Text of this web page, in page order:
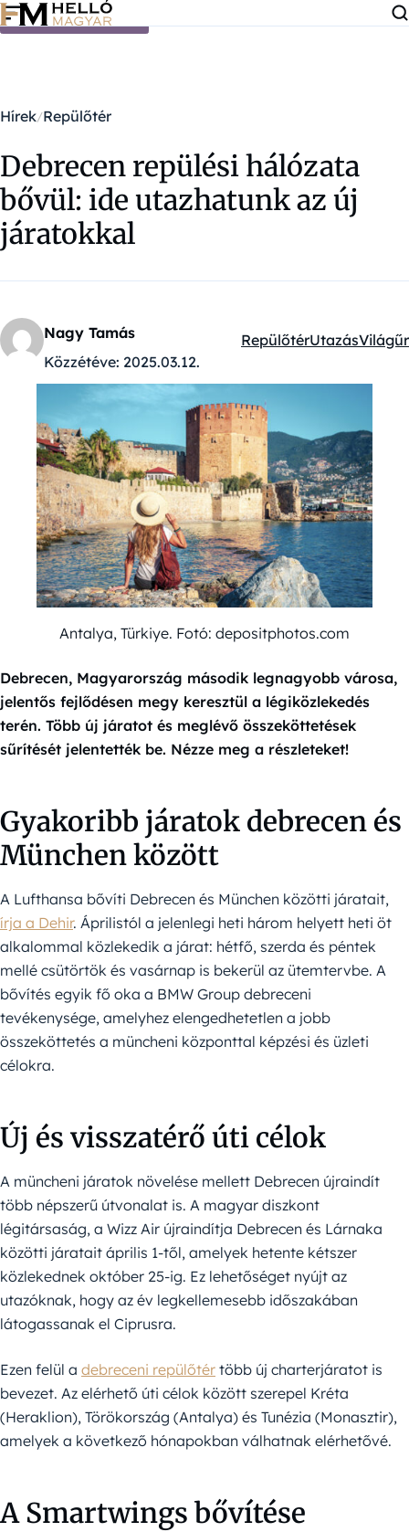
Ugrás a tartalomra
Hírek Repülőtér
Debrecen repülési hálózata
bővül: ide utazhatunk az új
járatokkal
Nagy Tamás
Közzétéve: 2025.03.12.
Kategóriák:
RepülőtérUtazásVilágűr
Antalya, Türkiye. Fotó: depositphotos.com
Debrecen, Magyarország második legnagyobb városa,
jelentős fejlődésen megy keresztül a légiközlekedés
terén. Több új járatot és meglévő összeköttetések
sűrítését jelentették be. Nézze meg a részleteket!
Gyakoribb járatok debrecen és
München között
A Lufthansa bővíti Debrecen és München közötti járatait,
írja a Dehir. Áprilistól a jelenlegi heti három helyett heti öt
alkalommal közlekedik a járat: hétfő, szerda és péntek
mellé csütörtök és vasárnap is bekerül az ütemtervbe. A
bővítés egyik fő oka a BMW Group debreceni
tevékenysége, amelyhez elengedhetetlen a jobb
összeköttetés a müncheni központtal képzési és üzleti
célokra.
Új és visszatérő úti célok
A müncheni járatok növelése mellett Debrecen újraindít
több népszerű útvonalat is. A magyar diszkont
légitársaság, a Wizz Air újraindítja Debrecen és Lárnaka
közötti járatait április 1-től, amelyek hetente kétszer
közlekednek október 25-ig. Ez lehetőséget nyújt az
utazóknak, hogy az év legkellemesebb időszakában
látogassanak el Ciprusra.
Ezen felül a debreceni repülőtér több új charterjáratot is
bevezet. Az elérhető úti célok között szerepel Kréta
(Heraklion), Törökország (Antalya) és Tunézia (Monasztir),
amelyek a következő hónapokban válhatnak elérhetővé.
A Smartwings bővítése